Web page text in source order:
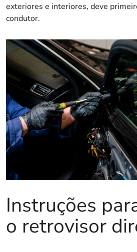
exteriores e interiores, deve
condutor.
Instruções
o retrovisor